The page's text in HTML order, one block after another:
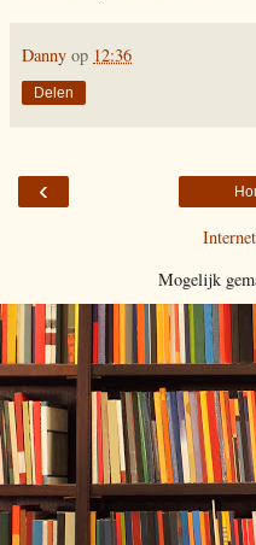
Danny op 12:36
Delen
‹
Mogelijk